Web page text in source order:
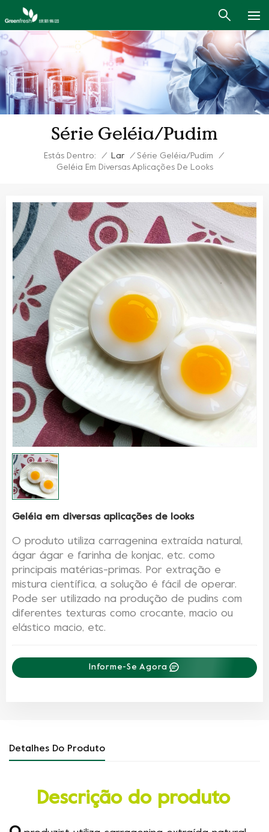
Série Geléia/Pudim
Estás Dentro: / Lar / Série Geléia/Pudim
/
Geléia Em Diversas Aplicações De Looks
Geléia em diversas aplicações de looks
O produto utiliza carragenina extraída natural,
ágar ágar e farinha de konjac, etc. como
principais matérias-primas. Por extração e
mistura científica, a solução é fácil de operar.
Pode ser utilizado na produção de pudins com
diferentes texturas como crocante, macio ou
elástico macio, etc.
Informe-Se Agora
Detalhes Do Produto
Descrição do produto